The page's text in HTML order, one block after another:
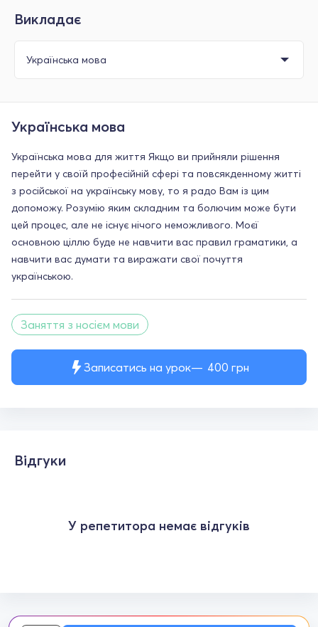
Викладає
Записатись на урок 400 грн
Українська мова
Українська мова для життя Якщо ви прийняли рішення
перейти у своїй професійній сфері та повсякденному житті
з російської на українську мову, то я радо Вам із цим
допоможу. Розумію яким складним та болючим може бути
цей процес, але не існує нічого неможливого. Моєї
основною ціллю буде не навчити вас правил граматики, а
навчити вас думати та виражати свої почуття
українською.
Заняття з носієм мови
Відгуки
У репетитора немає відгуків